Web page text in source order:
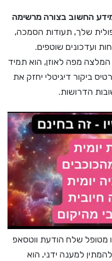
החשוב בצורה מרשימה
שלך, תעודות הסמכה,
ועדכונים שוטפים.
מפה לאוזן, הוא תמיד
ביקור דיגיטלי יחזק את
הדרושות.
מטופל שלח הודעת ווטסאפ
למענה ידני, הוא